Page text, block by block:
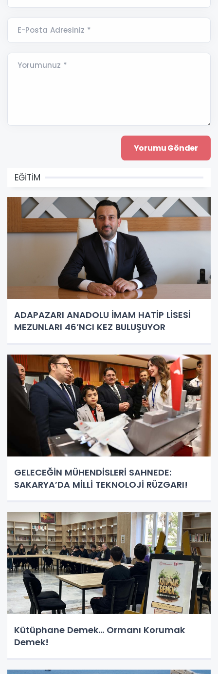
E-Posta Adresiniz *
Yorumunuz *
EĞİTİM
ADAPAZARI ANADOLU İMAM HATİP LİSESİ
MEZUNLARI 46’NCI KEZ BULUŞUYOR
GELECEĞİN MÜHENDİSLERİ SAHNEDE:
SAKARYA’DA MİLLİ TEKNOLOJİ RÜZGARI!
Kütüphane Demek… Ormanı Korumak
Demek!